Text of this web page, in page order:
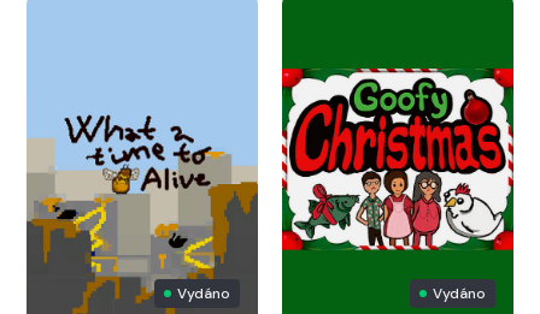
Vydáno Vydáno